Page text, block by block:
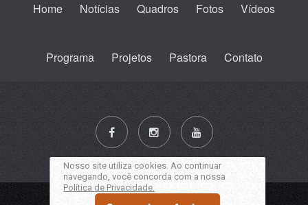
Home Notícias Quadros Fotos Vídeos
Programa Projetos Pastora Contato
Nosso site utiliza cookies. Ao continuar
navegando, você concorda com a nossa
Política de Privacidade.